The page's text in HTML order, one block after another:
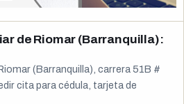
de Riomar (Barranquilla):
(Barranquilla), carrera 51B #
cita para cédula, tarjeta de